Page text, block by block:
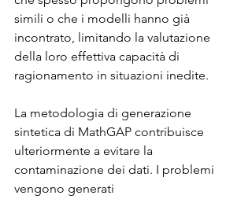
simili o che i modelli hanno già
incontrato, limitando la valutazione
della loro effettiva capacità di
ragionamento in situazioni inedite.
La metodologia di generazione
sintetica di MathGAP contribuisce
ulteriormente a evitare la
contaminazione dei dati. I problemi
vengono generati